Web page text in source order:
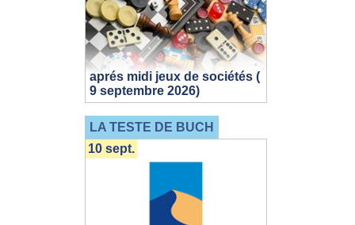
aprés midi jeux de sociétés (
9 septembre 2026)
LA TESTE DE BUCH
10 sept.